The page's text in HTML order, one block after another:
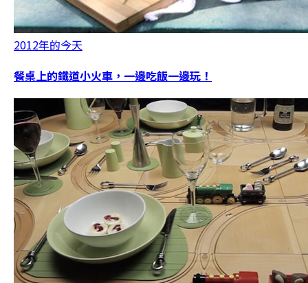
2012年的今天
餐桌上的鐵道小火車，一邊吃飯一邊玩！